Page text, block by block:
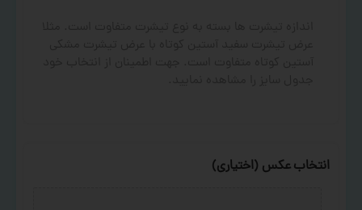
انتخاب عکس (اختیاری)